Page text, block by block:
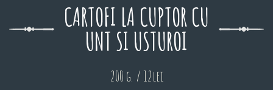
CARTOFI LA CUPTOR CU
UNT SI USTUROI
200 g. / 12lei